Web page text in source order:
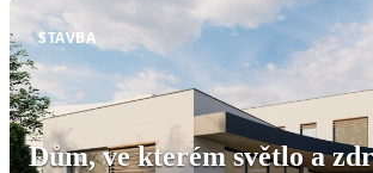
STAVBA
Dům, ve kterém světlo a